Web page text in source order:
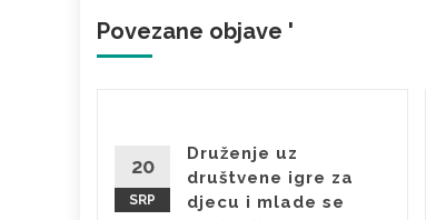
Povezane objave '
20
SRP
Druženje uz
društvene igre za
djecu i mlade se